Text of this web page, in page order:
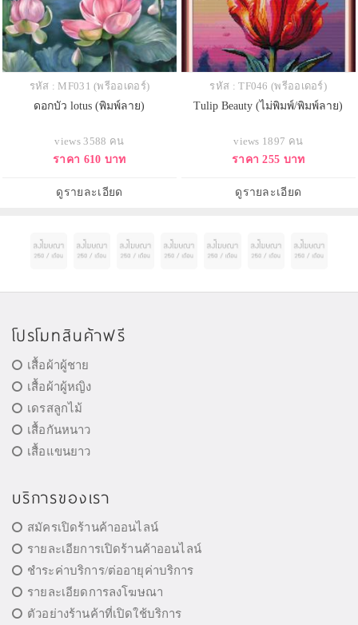
รหัส : MF031 (พรีออเดอร์)
ดอกบัว lotus (พิมพ์ลาย)
views 3588 คน
ราคา 610 บาท
ดูรายละเอียด
รหัส : TF046 (พรีออเดอร์)
Tulip Beauty (ไม่พิมพ์/พิมพ์ลาย)
views 1897 คน
ราคา 255 บาท
ดูรายละเอียด
โปรโมทสินค้าฟรี
เสื้อผ้าผู้ชาย
เสื้อผ้าผู้หญิง
เดรสลูกไม้
เสื้อกันหนาว
เสื้อแขนยาว
บริการของเรา
สมัครเปิดร้านค้าออนไลน์
รายละเอียการเปิดร้านค้าออนไลน์
ชำระค่าบริการ/ต่ออายุค่าบริการ
รายละเอียดการลงโฆษณา
ตัวอย่างร้านค้าที่เปิดใช้บริการ